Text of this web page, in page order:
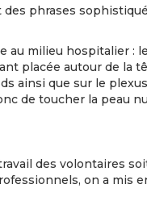
des phrases
au milieu hospitalier :
placée autour de la
ainsi que sur le
de toucher la peau
des volontaires
on a mis